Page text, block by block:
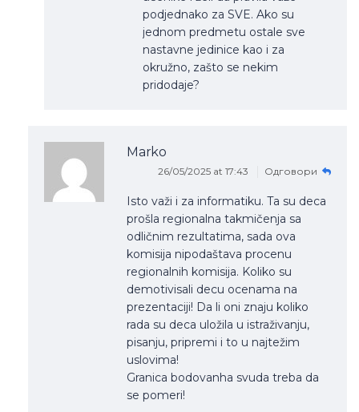
podjednako za SVE. Ako su
jednom predmetu ostale sve
nastavne jedinice kao i za
okružno, zašto se nekim
pridodaje?
Marko
26/05/2025 at 17:43 Одговори
Isto važi i za informatiku. Ta su deca
prošla regionalna takmičenja sa
odličnim rezultatima, sada ova
komisija nipodaštava procenu
regionalnih komisija. Koliko su
demotivisali decu ocenama na
prezentaciji! Da li oni znaju koliko
rada su deca uložila u istraživanju,
pisanju, pripremi i to u najtežim
uslovima!
Granica bodovanha svuda treba da
se pomeri!